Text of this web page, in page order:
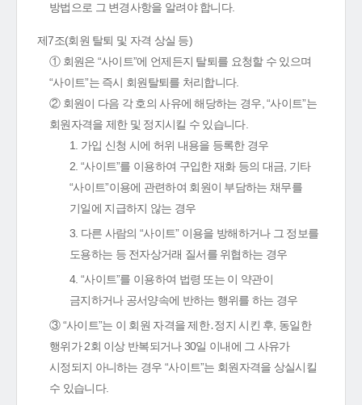
방법으로 그 변경사항을 알려야 합니다.
제7조(회원 탈퇴 및 자격 상실 등)
① 회원은 “사이트”에 언제든지 탈퇴를 요청할 수 있으며
“사이트”는 즉시 회원탈퇴를 처리합니다.
② 회원이 다음 각 호의 사유에 해당하는 경우, “사이트”는
회원자격을 제한 및 정지시킬 수 있습니다.
1. 가입 신청 시에 허위 내용을 등록한 경우
2. “사이트”를 이용하여 구입한 재화 등의 대금, 기타
“사이트”이용에 관련하여 회원이 부담하는 채무를
기일에 지급하지 않는 경우
3. 다른 사람의 “사이트” 이용을 방해하거나 그 정보를
도용하는 등 전자상거래 질서를 위협하는 경우
4. “사이트”를 이용하여 법령 또는 이 약관이
금지하거나 공서양속에 반하는 행위를 하는 경우
③ “사이트”는 이 회원 자격을 제한․정지 시킨 후, 동일한
행위가 2회 이상 반복되거나 30일 이내에 그 사유가
시정되지 아니하는 경우 “사이트”는 회원자격을 상실시킬
수 있습니다.